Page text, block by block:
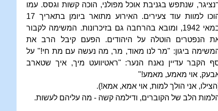
שנתפש בגניבת אוכל מפולני, הוכה קשות וגסס. עמו
הוכו למוות עוד צעירים. האירוע מתואר ביומן בתאריך 17
במאי 1942, ומובא בהרחבה גם בזיכרונות. המשימה לקבור
הנפטרים הוטלה על היהודים. הפעם קיבל הרב את
ביגון: "מר לנו מאוד, מר, מה נעשה עם מת חי!" על
הקבר עדיין נאנח הנער: "ראטיוועט מיך, איך שטארב
אוי מאמע, מאמע!"
אני הולך למות, אוי אמא, אמא!).
הלב של הקוברים, ודילמה קשה - מה עליהם לעשות.